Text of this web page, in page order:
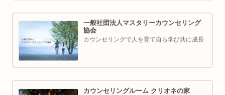
一般社団法人マスタリーカウンセリング
協会
カウンセリングで人を育て自ら学び共に成長
カウンセリングルーム クリオネの家